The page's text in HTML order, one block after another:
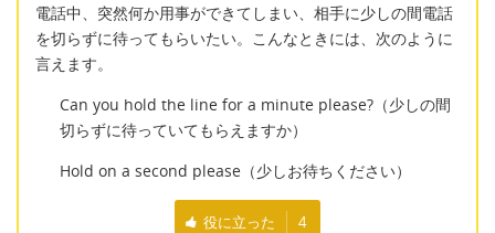
電話中、突然何か用事ができてしまい、相手に少しの間電話
を切らずに待ってもらいたい。こんなときには、次のように
言えます。
Can you hold the line for a minute please?（少しの間
切らずに待っていてもらえますか）
Hold on a second please（少しお待ちください）
役に立った 4